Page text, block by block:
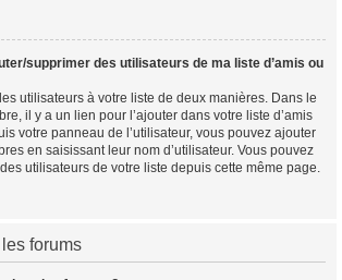
supprimer des utilisateurs de ma liste d’amis ou
utilisateurs à votre liste de deux manières. Dans le
il y a un lien pour l’ajouter dans votre liste d’amis
votre panneau de l’utilisateur, vous pouvez ajouter
en saisissant leur nom d’utilisateur. Vous pouvez
utilisateurs de votre liste depuis cette même page.
forums